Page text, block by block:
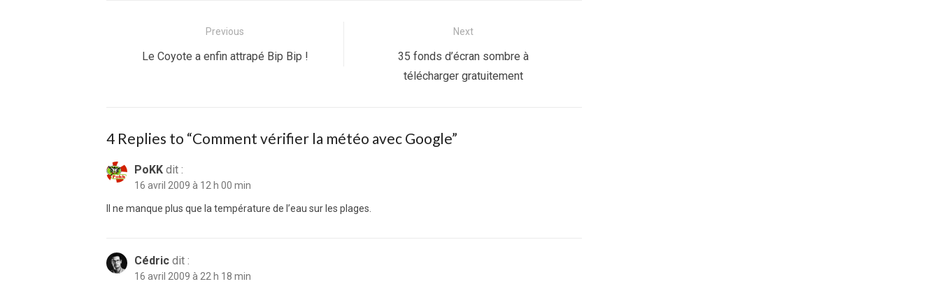
Previous
Previous
Le Coyote a enfin attrapé Bip Bip !
Next
35 fonds d’écran sombre à
télécharger gratuitement
4 Replies to “Comment vérifier la météo avec Google”
PoKK dit :
16 avril 2009 à 12 h 00 min
Il ne manque plus que la température de l’eau sur les plages.
Cédric dit :
16 avril 2009 à 22 h 18 min